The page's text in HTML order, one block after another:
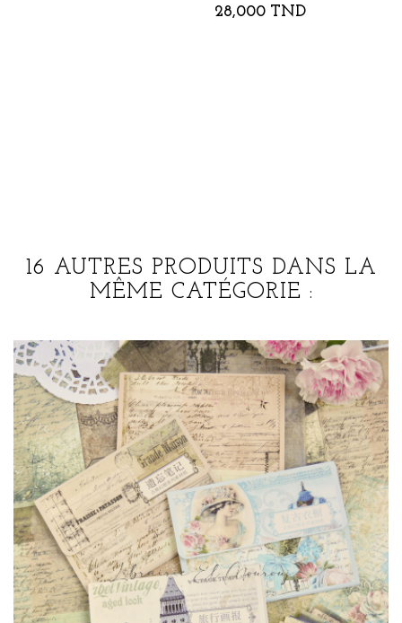
28,000 TND
16 AUTRES PRODUITS DANS LA
MÊME CATÉGORIE :